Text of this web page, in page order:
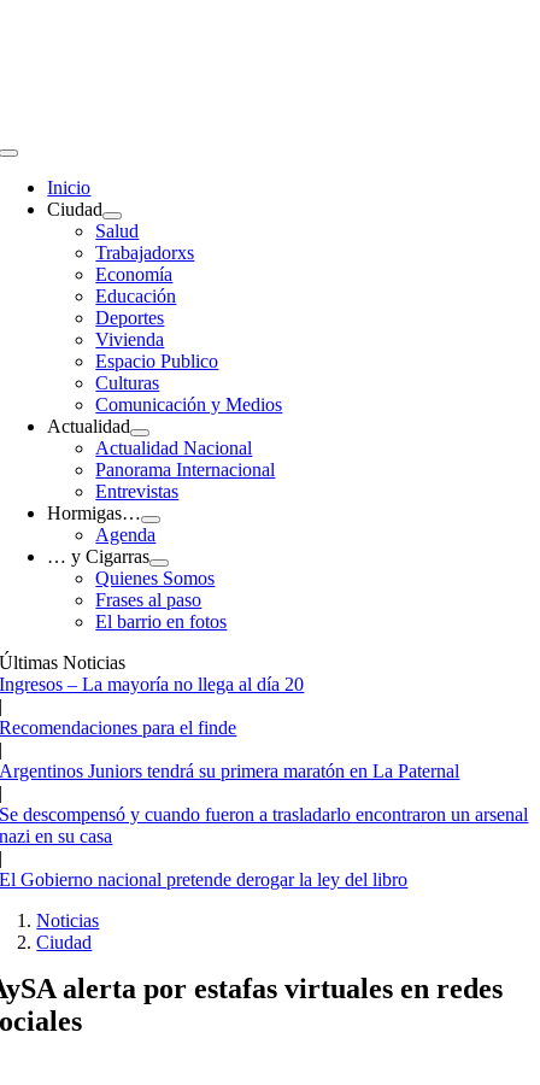
Toggle
Navigation
Inicio
Ciudad
Salud
Trabajadorxs
Economía
Educación
Deportes
Vivienda
Espacio Publico
Culturas
Comunicación y Medios
Actualidad
Actualidad Nacional
Panorama Internacional
Entrevistas
Hormigas…
Agenda
… y Cigarras
Quienes Somos
Frases al paso
El barrio en fotos
Últimas Noticias
Ingresos – La mayoría no llega al día 20
|
Recomendaciones para el finde
|
Argentinos Juniors tendrá su primera maratón en La Paternal
|
Se descompensó y cuando fueron a trasladarlo encontraron un arsenal
nazi en su casa
|
El Gobierno nacional pretende derogar la ley del libro
Noticias
Ciudad
alerta por estafas virtuales en redes